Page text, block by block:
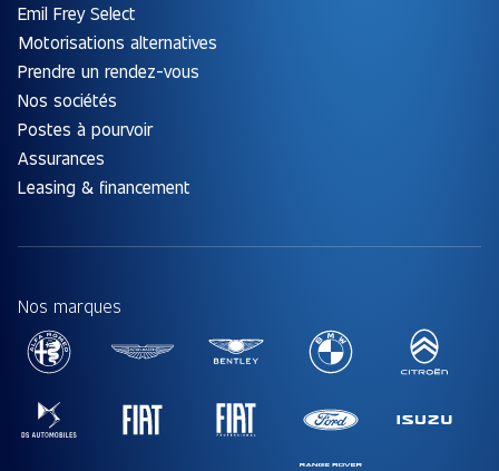
Emil Frey Select
Motorisations alternatives
Prendre un rendez-vous
Nos sociétés
Postes à pourvoir
Assurances
Leasing & financement
Nos marques